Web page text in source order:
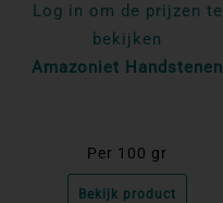
Log in om de prijzen te
bekijken
Amazoniet Handstenen
Per 100 gr
Bekijk product